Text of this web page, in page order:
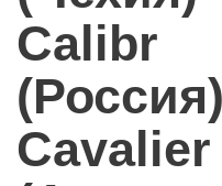
Calibr
(Россия)
Cavalier